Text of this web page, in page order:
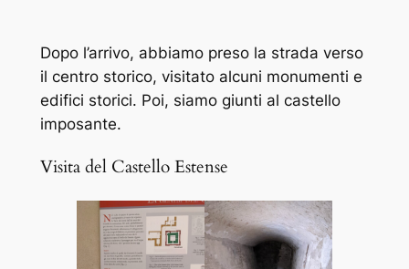
Dopo l’arrivo, abbiamo preso la strada verso
il centro storico, visitato alcuni monumenti e
edifici storici. Poi, siamo giunti al castello
imposante.
Visita del Castello Estense